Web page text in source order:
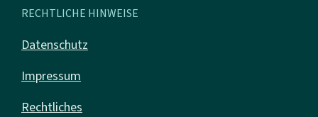
RECHTLICHE HINWEISE
Datenschutz
Impressum
Rechtliches